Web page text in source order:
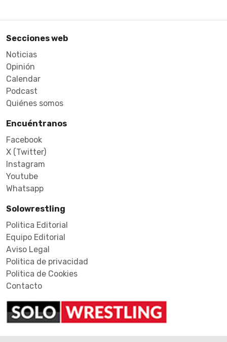
Secciones web
Noticias
Opinión
Calendar
Podcast
Quiénes somos
Encuéntranos
Facebook
X (Twitter)
Instagram
Youtube
Whatsapp
Solowrestling
Politica Editorial
Equipo Editorial
Aviso Legal
Politica de privacidad
Politica de Cookies
Contacto